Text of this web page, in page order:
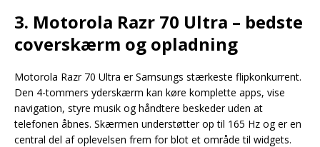
3. Motorola Razr 70 Ultra – bedste
coverskærm og opladning
Motorola Razr 70 Ultra er Samsungs stærkeste flipkonkurrent.
Den 4-tommers yderskærm kan køre komplette apps, vise
navigation, styre musik og håndtere beskeder uden at
telefonen åbnes. Skærmen understøtter op til 165 Hz og er en
central del af oplevelsen frem for blot et område til widgets.